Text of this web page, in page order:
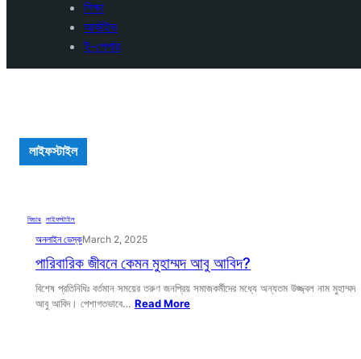
শিক্ষা
আর্কাইভ
ই-পেপার
লাইফস্টাইল
ফিচার লাইফস্টাইল
অনলাইন ডেস্কMarch 2, 2025
পারিবারিক জীবনে কেমন মুহাম্মদ আবু আবিদ?
বিশেষ প্রতিনিধিঃ বর্তমান সময়ের তরুণ জনপ্রিয় সমাজকর্মীদের মধ্যে অন্যতম উজ্জ্বল নাম মুহাম্মদ
আবু আবিদ। পেশাগতভাবে… Read More